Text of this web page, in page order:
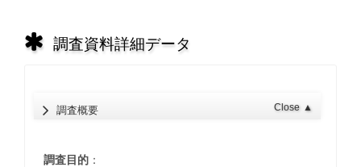
調査資料詳細データ
調査概要 Close ▲
調査目的：